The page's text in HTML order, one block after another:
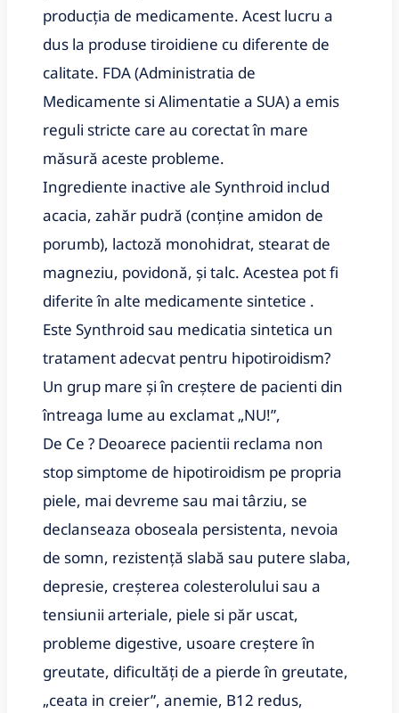
producția de medicamente. Acest lucru a
dus la produse tiroidiene cu diferente de
calitate. FDA (Administratia de
Medicamente si Alimentatie a SUA) a emis
reguli stricte care au corectat în mare
măsură aceste probleme.
Ingrediente inactive ale Synthroid includ
acacia, zahăr pudră (conține amidon de
porumb), lactoză monohidrat, stearat de
magneziu, povidonă, și talc. Acestea pot fi
diferite în alte medicamente sintetice .
Este Synthroid sau medicatia sintetica un
tratament adecvat pentru hipotiroidism?
Un grup mare și în creștere de pacienti din
întreaga lume au exclamat „NU!”,
De Ce ? Deoarece pacientii reclama non
stop simptome de hipotiroidism pe propria
piele, mai devreme sau mai târziu, se
declanseaza oboseala persistenta, nevoia
de somn, rezistență slabă sau putere slaba,
depresie, creșterea colesterolului sau a
tensiunii arteriale, piele si păr uscat,
probleme digestive, usoare creștere în
greutate, dificultăți de a pierde în greutate,
„ceata in creier”, anemie, B12 redus,